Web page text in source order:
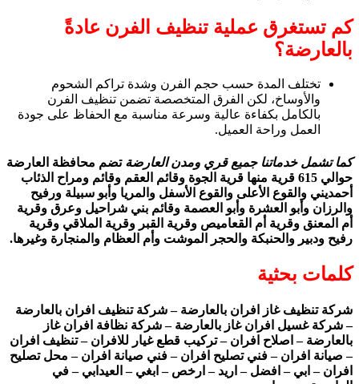
كم تستغرق عملية تنظيف الفرن عادةً
بالعارضة؟
تختلف المدة حسب حجم الفرن وشدة تراكم الشحوم
والأوساخ، لكن الفرق المتخصصة تضمن تنظيف الفرن
بالكامل بكفاءة عالية وسرعة مناسبة مع الحفاظ على جودة
العمل وراحة العميل.
كما تشمل خدماتنا جميع قري ومدن العارضةتضم محافظة العارضة
حوالي 615 قرية منها قرية الجوة وقائم العقم وقائم ومراح الذئاب
أحمديني والقوع الأعلى والقوع الأسفل والمريا وأبو سبيلة ورفيح
والرزان وأبو العشرة وأبو العصمة وقائم بني شراحيل وعرق وقرية
أم المعنق وقرية أم القعاميص وقرية القبر وقرية الملاقي وقرية
رفيح ودبير والحنبكة والحجر الموشت وأم العظام والمنجارة وغيرها.
كلمات بحثية
شركة تنظيف غاز افران بالعارضة – شركة تنظيف افران بالعارضة
– شركة غسيل افران غاز بالعارضة – شركة نظافة افران غاز
بالعارضة – اصلاح افران – تركيب قطع غيار للافران – تنظيف افران
– صيانة افران – فني تصليح افران – فني صيانة افران – محل تصليح
افران – ابي – افضل – اريد – ارخص – ابغي – العيدابي – في